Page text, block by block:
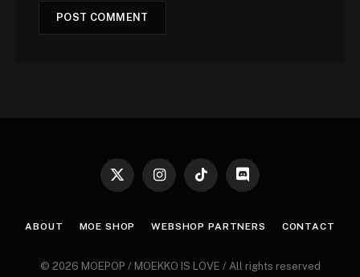
X
InstagramTikTok Discord
ABOUT MOE SHOP WEBSHOP PARTNERS CONTACT
© 2026 MOEPOP / MOEKKO IS LOVE / All rights reserved